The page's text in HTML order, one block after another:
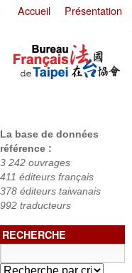
Accueil Présentation
La base de données
référence :
3 242 ouvrages
411 éditeurs français
378 éditeurs taiwanais
992 traducteurs
RECHERCHE